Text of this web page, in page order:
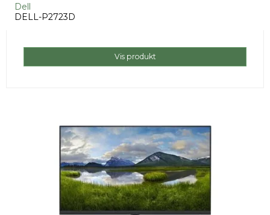
Dell
DELL-P2723D
Vis produkt